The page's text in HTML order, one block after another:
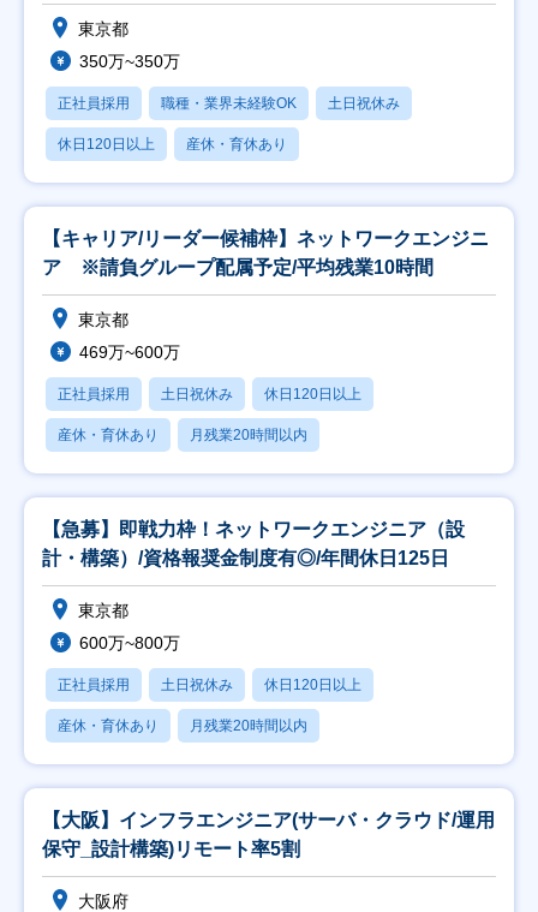
東京都
350万~350万
正社員採用 職種・業界未経験OK 土日祝休み
休日120日以上 産休・育休あり
【キャリア/リーダー候補枠】ネットワークエンジニ
ア ※請負グループ配属予定/平均残業10時間
東京都
469万~600万
正社員採用 土日祝休み 休日120日以上
産休・育休あり 月残業20時間以内
【急募】即戦力枠！ネットワークエンジニア（設
計・構築）/資格報奨金制度有◎/年間休日125日
東京都
600万~800万
正社員採用 土日祝休み 休日120日以上
産休・育休あり 月残業20時間以内
【大阪】インフラエンジニア(サーバ・クラウド/運用
保守_設計構築)リモート率5割
大阪府